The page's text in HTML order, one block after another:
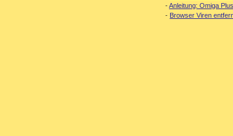
-Anleitung: Omiga
- Browser Viren